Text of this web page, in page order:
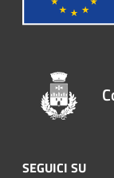
SEGUICI SU